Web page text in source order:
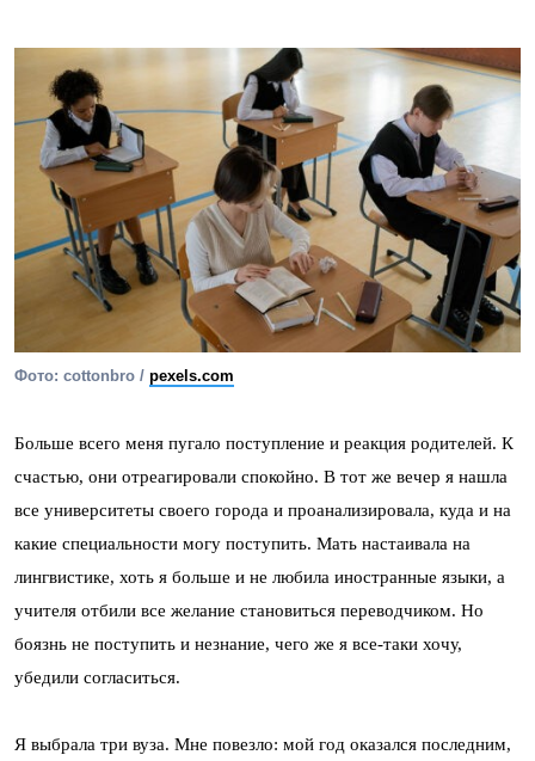
Фото: cottonbro / pexels.com
Больше всего меня пугало поступление и реакция родителей. К
счастью, они отреагировали спокойно. В тот же вечер я нашла
все университеты своего города и проанализировала, куда и на
какие специальности могу поступить. Мать настаивала на
лингвистике, хоть я больше и не любила иностранные языки, а
учителя отбили все желание становиться переводчиком. Но
боязнь не поступить и незнание, чего же я все-таки хочу,
убедили согласиться.
Я выбрала три вуза. Мне повезло: мой год оказался последним,